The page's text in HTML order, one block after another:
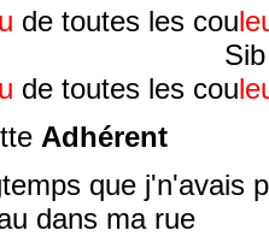
de toutes les cou
Sib
de toutes les cou
Adhérent
que j'n'avais
dans ma rue